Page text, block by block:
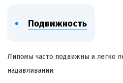
Подвижность
Липомы часто подвижны и легко
надавливании.